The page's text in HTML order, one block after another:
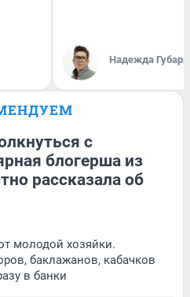
Надежда Губарь
с
блогерша из
рассказала об
молодой хозяйки.
баклажанов, кабачков
в банки